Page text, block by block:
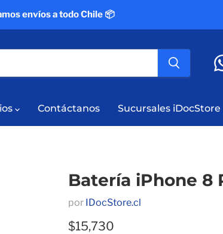
envíos a todo Chile 📦
Contáctanos Sucursales iDocStore
Batería iPhone 8
por IDocStore.cl
Precio actual
$15,730